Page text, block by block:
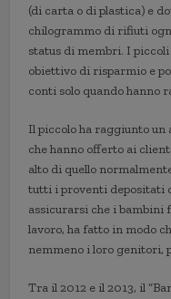
(di carta o di plastica) e
chilogrammo di rifiuti
status di membri. I
obiettivo di risparmio e
conti solo quando hanno
Il piccolo ha raggiunto
che hanno offerto ai
alto di quello
tutti i proventi depositati
assicurarsi che i bambini
lavoro, ha fatto in modo
nemmeno i loro genitori,
Tra il 2012 e il 2013, il